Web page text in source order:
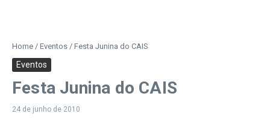
Home / Eventos / Festa Junina do CAIS
Eventos
Festa Junina do CAIS
24 de junho de 2010